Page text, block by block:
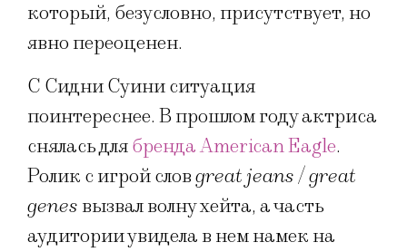
который, безусловно, присутствует, но
явно переоценен.
С Сидни Суини ситуация
поинтереснее. В прошлом году актриса
снялась длябренда American Eagle.
Ролик с игрой словgreat jeans/great
genes вызвал волну хейта, а часть
аудитории увидела в нем намек на